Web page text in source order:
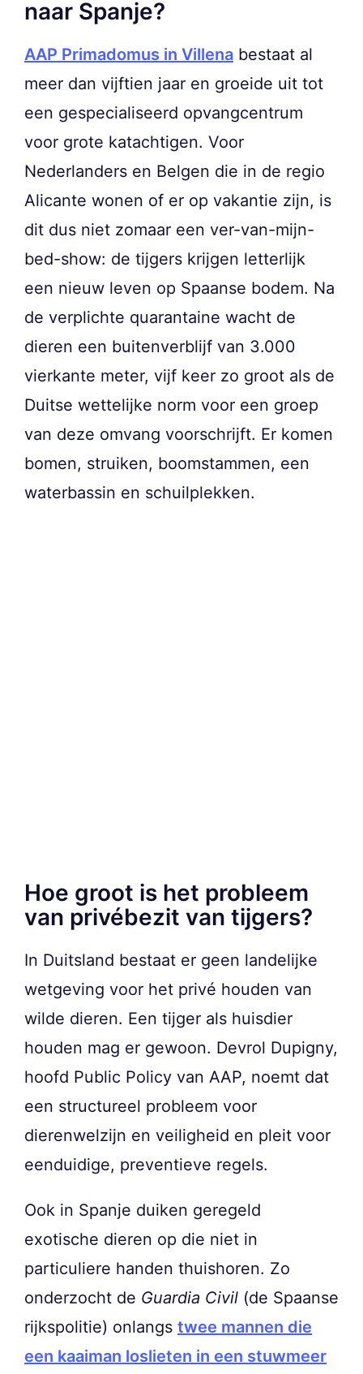
naar Spanje?
AAP Primadomus in Villena bestaat al
meer dan vijftien jaar en groeide uit tot
een gespecialiseerd opvangcentrum
voor grote katachtigen. Voor
Nederlanders en Belgen die in de regio
Alicante wonen of er op vakantie zijn, is
dit dus niet zomaar een ver-van-mijn-
bed-show: de tijgers krijgen letterlijk
een nieuw leven op Spaanse bodem. Na
de verplichte quarantaine wacht de
dieren een buitenverblijf van 3.000
vierkante meter, vijf keer zo groot als de
Duitse wettelijke norm voor een groep
van deze omvang voorschrijft. Er komen
bomen, struiken, boomstammen, een
waterbassin en schuilplekken.
Hoe groot is het probleem
van privébezit van tijgers?
In Duitsland bestaat er geen landelijke
wetgeving voor het privé houden van
wilde dieren. Een tijger als huisdier
houden mag er gewoon. Devrol Dupigny,
hoofd Public Policy van AAP, noemt dat
een structureel probleem voor
dierenwelzijn en veiligheid en pleit voor
eenduidige, preventieve regels.
Ook in Spanje duiken geregeld
exotische dieren op die niet in
particuliere handen thuishoren. Zo
onderzocht de Guardia Civil (de Spaanse
rijkspolitie) onlangs twee mannen die
een kaaiman loslieten in een stuwmeer